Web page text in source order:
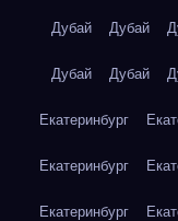
Дубай Дубай
Дубай Дубай
Екатеринбург
Екатеринбург
Екатеринбург